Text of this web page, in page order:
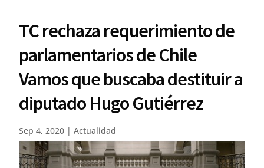
TC rechaza requerimiento de
parlamentarios de Chile
Vamos que buscaba destituir a
diputado Hugo Gutiérrez
Sep 4, 2020 |Actualidad